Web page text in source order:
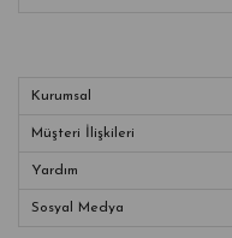
Kurumsal
Müşteri İlişkileri
Yardım
Sosyal Medya